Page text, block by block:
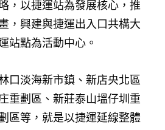
，以捷運站為發展核心，推
，興建與捷運出入口共構大
站點為活動中心。
口淡海新市鎮、新店央北區
重劃區、新莊泰山塭仔圳重
區等，就是以捷運延線整體